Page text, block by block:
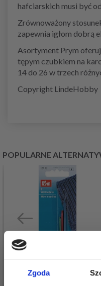
Zgoda
hafciarskich musi być
Zrównoważony
zapewnia igłom dobrą
Asortyment Prym
tępym czubkiem na
14 do 26 w trzech
Copyright LindeHobby
POPULARNE